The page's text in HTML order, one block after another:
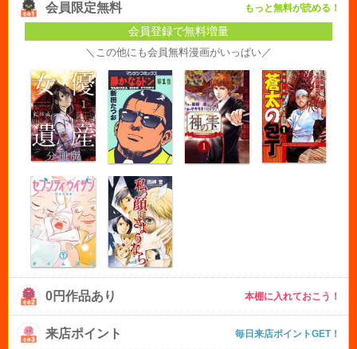
会員限定無料 もっと無料が読める！
会員登録で無料増量
＼この他にも会員無料漫画がいっぱい／
0円作品あり 本棚に入れておこう！
来店ポイント 毎日来店ポイントGET！